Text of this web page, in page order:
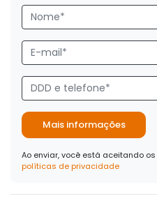
Mais informações
Ao enviar, você está aceitando os
políticas de privacidade